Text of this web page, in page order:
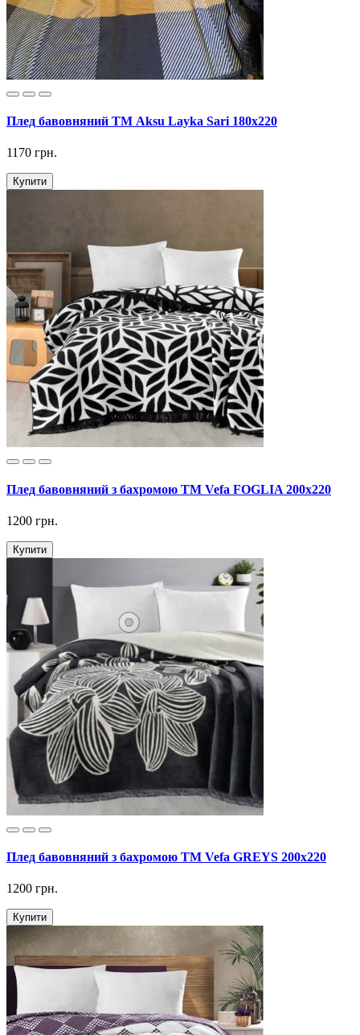
Плед бавовняний ТМ Aksu Layka Sari 180х220
1170 грн.
Купити
Плед бавовняний з бахромою ТМ Vefa FOGLIA 200х220
1200 грн.
Купити
Плед бавовняний з бахромою ТМ Vefa GREYS 200х220
1200 грн.
Купити